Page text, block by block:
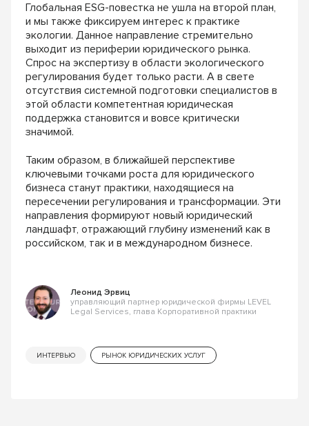
Глобальная ESG-повестка не ушла на второй план,
и мы также фиксируем интерес к практике
экологии. Данное направление стремительно
выходит из периферии юридического рынка.
Спрос на экспертизу в области экологического
регулирования будет только расти. А в свете
отсутствия системной подготовки специалистов в
этой области компетентная юридическая
поддержка становится и вовсе критически
значимой.
Таким образом, в ближайшей перспективе
ключевыми точками роста для юридического
бизнеса станут практики, находящиеся на
пересечении регулирования и трансформации. Эти
направления формируют новый юридический
ландшафт, отражающий глубину изменений как в
российском, так и в международном бизнесе.
Леонид Эрвиц
управляющий партнер юридической фирмы LEVEL
Legal Services, глава Корпоративной практики
ИНТЕРВЬЮ РЫНОК ЮРИДИЧЕСКИХ УСЛУГ